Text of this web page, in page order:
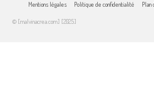
Mentions légales Politique de confidentialité Plan
© [malvinacrea.com] [2025]